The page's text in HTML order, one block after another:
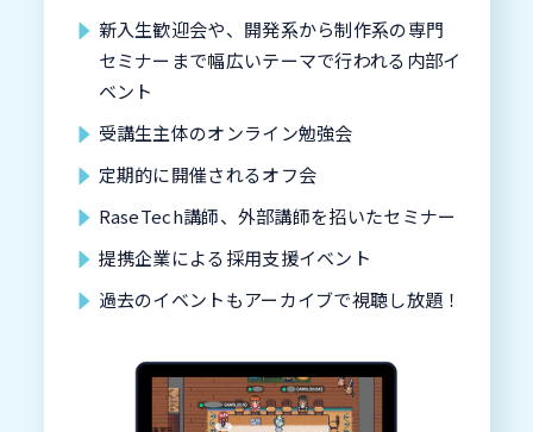
新入生歓迎会や、開発系から制作系の専門
セミナーまで幅広いテーマで行われる内部イ
ベント
受講生主体のオンライン勉強会
定期的に開催されるオフ会
RaseTech講師、外部講師を招いたセミナー
提携企業による採用支援イベント
過去のイベントもアーカイブで視聴し放題！